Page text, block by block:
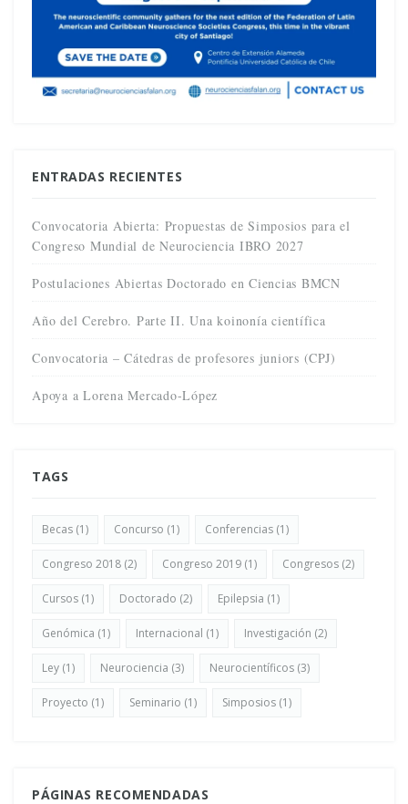
ENTRADAS RECIENTES
Convocatoria Abierta: Propuestas de Simposios para el
Congreso Mundial de Neurociencia IBRO 2027
Postulaciones Abiertas Doctorado en Ciencias BMCN
Año del Cerebro. Parte II. Una koinonía científica
Convocatoria – Cátedras de profesores juniors (CPJ)
Apoya a Lorena Mercado-López
TAGS
Becas (1) Concurso (1) Conferencias (1)
Congreso 2018 (2) Congreso 2019 (1) Congresos (2)
Cursos (1) Doctorado (2) Epilepsia (1)
Genómica (1) Internacional (1) Investigación (2)
Ley (1) Neurociencia (3) Neurocientíficos (3)
Proyecto (1) Seminario (1) Simposios (1)
PÁGINAS RECOMENDADAS